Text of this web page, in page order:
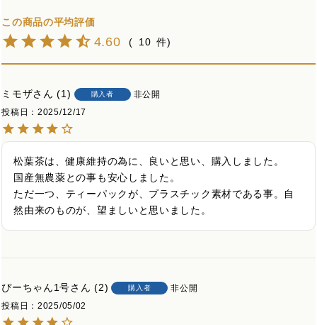
4.60 10
ミモザ 1 購入者
非公開
投稿日
2025/12/17
松葉茶は、健康維持の為に、良いと思い、購入しました。
国産無農薬との事も安心しました。
ただ一つ、ティーパックが、プラスチック素材である事。自
然由来のものが、望ましいと思いました。
ぴーちゃん1号 2 購入者
非公開
投稿日
2025/05/02